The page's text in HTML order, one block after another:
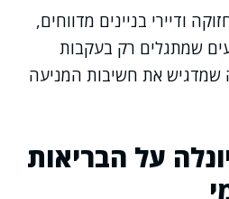
ודיירי בניינים מדווחים,
שמתגלים רק בעקבות
את חשיבות המניעה
על הבריאות